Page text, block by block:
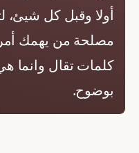
أولا وقبل كل شيئ،
مصلحة من يهمك
كلمات تقال وانما
بوضوح.